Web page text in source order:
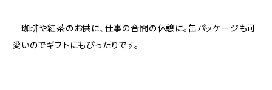
珈琲や紅茶のお供に、仕事の合間の休憩に。缶パッケージも可
愛いのでギフトにもぴったりです。